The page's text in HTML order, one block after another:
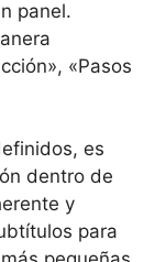
panel.
«Pasos
es
dentro de
y
para